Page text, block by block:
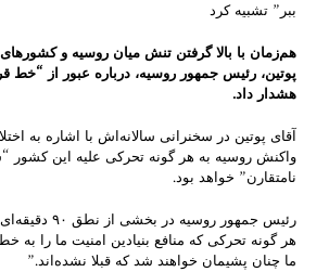
ببر” تشبیه کرد
هم‌زمان با بالا گرفتن تنش میان روسیه و کشورهای
پوتین، رئیس جمهور روسیه، درباره عبور از “خط
هشدار داد.
آقای پوتین در سخنرانی سالانه‌اش با اشاره‌ به
واکنش روسیه به هر گونه تحرکی علیه این کشور
نامتقارن” خواهد بود.
رئیس جمهور
هر گونه تحرکی که منافع بنیادین امنیت ما را به
ما چنان پشیمان خواهند شد که قبلا نشده‌اند.”